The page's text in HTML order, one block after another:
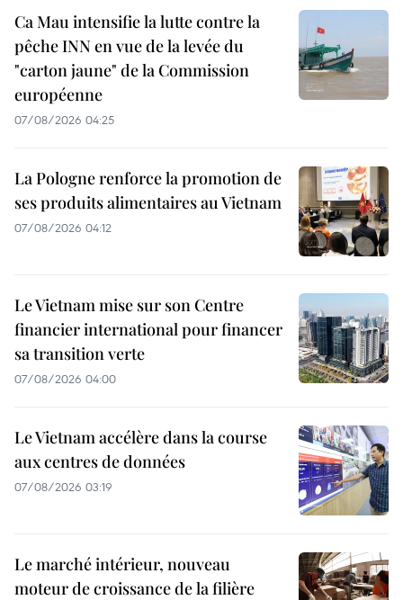
Ca Mau intensifie la lutte contre la
pêche INN en vue de la levée du
"carton jaune" de la Commission
européenne
07/08/2026 04:25
La Pologne renforce la promotion de
ses produits alimentaires au Vietnam
07/08/2026 04:12
Le Vietnam mise sur son Centre
financier international pour financer
sa transition verte
07/08/2026 04:00
Le Vietnam accélère dans la course
aux centres de données
07/08/2026 03:19
Le marché intérieur, nouveau
moteur de croissance de la filière